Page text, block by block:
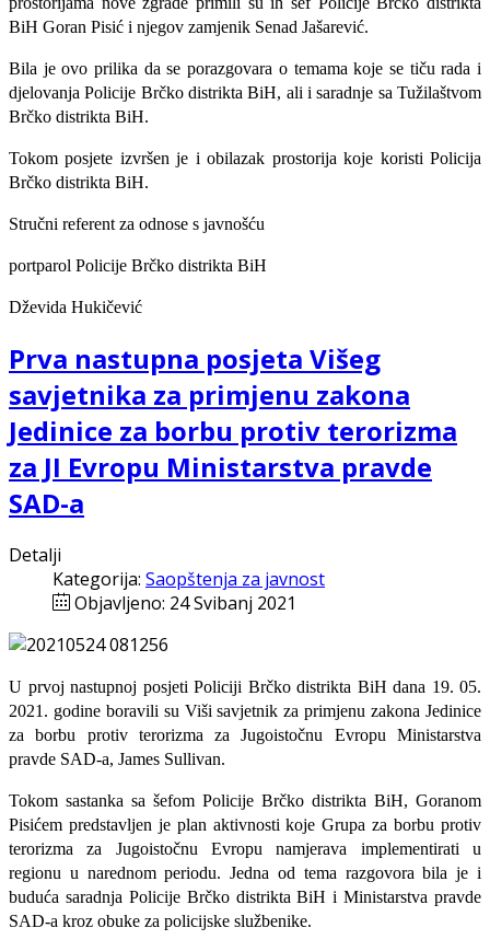
BiH Goran Pisić i njegov zamjenik Senad Jašarević.
Bila je ovo prilika da se porazgovara o temama koje se tiču rada i
djelovanja Policije Brčko distrikta BiH, ali i saradnje sa Tužilaštvom
Brčko distrikta BiH.
Tokom posjete izvršen je i obilazak prostorija koje koristi Policija
Brčko distrikta BiH.
Stručni referent za odnose s javnošću
portparol Policije Brčko distrikta BiH
Dževida Hukičević
Prva nastupna posjeta Višeg
savjetnika za primjenu zakona
Jedinice za borbu protiv terorizma
za JI Evropu Ministarstva pravde
SAD-a
Detalji
Kategorija: Saopštenja za javnost
Objavljeno: 24 Svibanj 2021
U prvoj nastupnoj posjeti Policiji Brčko distrikta BiH dana 19. 05.
2021. godine boravili su Viši savjetnik za primjenu zakona Jedinice
za borbu protiv terorizma za Jugoistočnu Evropu Ministarstva
pravde SAD-a, James Sullivan.
Tokom sastanka sa šefom Policije Brčko distrikta BiH, Goranom
Pisićem predstavljen je plan aktivnosti koje Grupa za borbu protiv
terorizma za Jugoistočnu Evropu namjerava implementirati u
regionu u narednom periodu. Jedna od tema razgovora bila je i
buduća saradnja Policije Brčko distrikta BiH i Ministarstva pravde
SAD-a kroz obuke za policijske službenike.